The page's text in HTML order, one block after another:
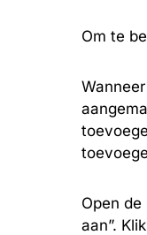
Om te
Open de
aan”.